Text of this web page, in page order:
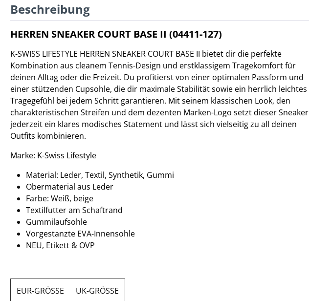
Beschreibung
HERREN SNEAKER COURT BASE II (04411-127)
K-SWISS LIFESTYLE HERREN SNEAKER COURT BASE II bietet dir die perfekte
Kombination aus cleanem Tennis-Design und erstklassigem Tragekomfort für
deinen Alltag oder die Freizeit. Du profitierst von einer optimalen Passform und
einer stützenden Cupsohle, die dir maximale Stabilität sowie ein herrlich leichtes
Tragegefühl bei jedem Schritt garantieren. Mit seinem klassischen Look, den
charakteristischen Streifen und dem dezenten Marken-Logo setzt dieser Sneaker
jederzeit ein klares modisches Statement und lässt sich vielseitig zu all deinen
Outfits kombinieren.
Marke: K-Swiss Lifestyle
Material: Leder, Textil, Synthetik, Gummi
Obermaterial aus Leder
Farbe: Weiß, beige
Textilfutter am Schaftrand
Gummilaufsohle
Vorgestanzte EVA-Innensohle
NEU, Etikett & OVP
EUR-GRÖSSE UK-GRÖSSE